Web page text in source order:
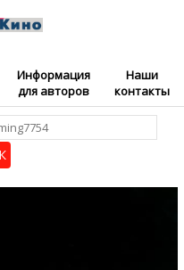
Информация
для авторов
Наши
контакты